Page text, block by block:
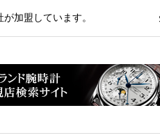
加盟しています。